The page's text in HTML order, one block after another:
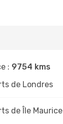
: 9754 kms
de Londres
de Île Maurice